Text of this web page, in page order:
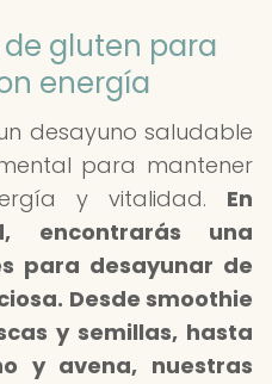
de gluten para
energía
desayuno saludable
para mantener
y vitalidad. En
encontrarás una
para desayunar de
Desde smoothie
y semillas, hasta
y avena, nuestras